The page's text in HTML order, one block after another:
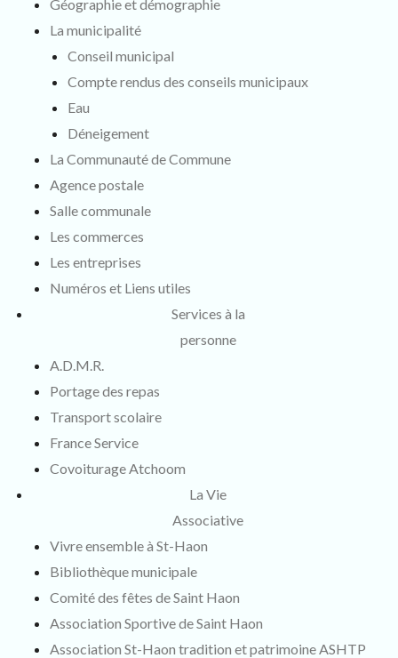
Géographie et démographie
La municipalité
Conseil municipal
Compte rendus des conseils municipaux
Eau
Déneigement
La Communauté de Commune
Agence postale
Salle communale
Les commerces
Les entreprises
Numéros et Liens utiles
Services à la
personne
A.D.M.R.
Portage des repas
Transport scolaire
France Service
Covoiturage Atchoom
La Vie
Associative
Vivre ensemble à St-Haon
Bibliothèque municipale
Comité des fêtes de Saint Haon
Association Sportive de Saint Haon
Association St-Haon tradition et patrimoine ASHTP